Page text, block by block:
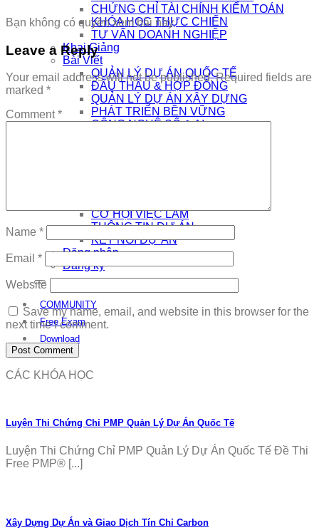
CHỨNG CHỈ TÀI CHÍNH KIỂM TOÁN
KHÓA HỌC THỰC CHIẾN
TƯ VẤN DOANH NGHIỆP
Khai Giảng
Bài Viết
QUẢN LÝ DỰ ÁN QUỐC TẾ
ĐẤU THẦU & HỢP ĐỒNG
QUẢN LÝ DỰ ÁN XÂY DỰNG
PHÁT TRIỂN BỀN VỮNG
CÔNG NGHỆ SỐ & AI
CƠ HỘI VIỆC LÀM
THÔNG TIN DỰ ÁN
KẾT NỐI DỰ ÁN
Đăng nhập
Đăng ký
COMMUNITY
Free Exam
Download
Bạn không có quyền xem bài này
Leave a Reply
Your email address will not be published. Required fields are
marked *
Comment*
Name *
Email *
Website
Save my name, email, and website in this browser for the
next time I comment.
CÁC KHÓA HỌC
Luyện Thi Chứng Chỉ PMP Quản Lý Dự Án Quốc Tế
Luyện Thi Chứng Chỉ PMP Quản Lý Dự Án Quốc Tế Đề Thi
Free PMP® [...]
Xây Dựng Dự Án và Giao Dịch Tín Chỉ Carbon